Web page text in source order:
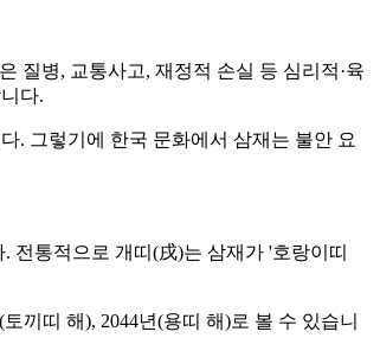
질병, 교통사고, 재정적 손실 등 심리적·육
다.
. 그렇기에 한국 문화에서 삼재는 불안 요
전통적으로 개띠(戌)는 삼재가 '호랑이띠
끼띠 해), 2044년(용띠 해)로 볼 수 있습니